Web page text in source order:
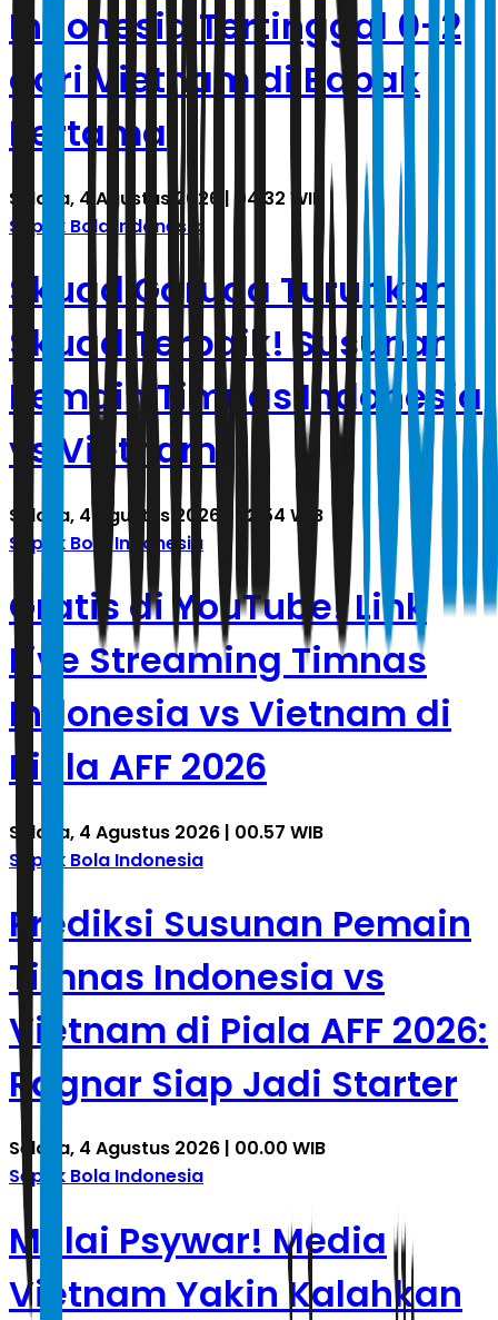
Indonesia Tertinggal 0-2
dari Vietnam di Babak
Pertama
Selasa, 4 Agustus 2026 | 04.32 WIB
Sepak Bola Indonesia
Skuad Garuda Turunkan
Skuad Terbaik! Susunan
Pemain Timnas Indonesia
vs Vietnam
Selasa, 4 Agustus 2026 | 02.54 WIB
Sepak Bola Indonesia
Gratis di YouTube! Link
Live Streaming Timnas
Indonesia vs Vietnam di
Piala AFF 2026
Selasa, 4 Agustus 2026 | 00.57 WIB
Sepak Bola Indonesia
Prediksi Susunan Pemain
Timnas Indonesia vs
Vietnam di Piala AFF 2026:
Ragnar Siap Jadi Starter
Selasa, 4 Agustus 2026 | 00.00 WIB
Sepak Bola Indonesia
Mulai Psywar! Media
Vietnam Yakin Kalahkan